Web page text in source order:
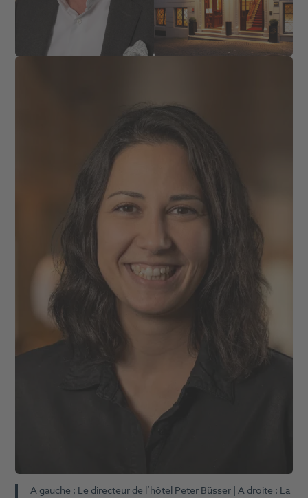
A gauche : Le directeur de l’hôtel Peter Büsser | A droite : La